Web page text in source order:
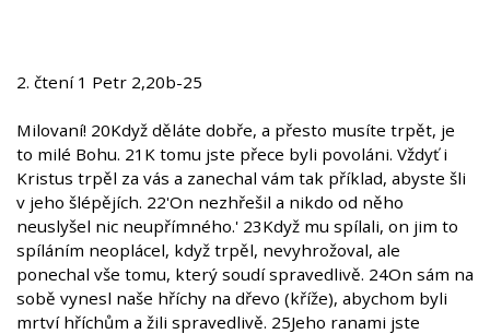
2. čtení 1 Petr 2,20b-25
Milovaní! 20Když děláte dobře, a přesto musíte trpět, je
to milé Bohu. 21K tomu jste přece byli povoláni. Vždyť i
Kristus trpěl za vás a zanechal vám tak příklad, abyste šli
v jeho šlépějích. 22'On nezhřešil a nikdo od něho
neuslyšel nic neupřímného.' 23Když mu spílali, on jim to
spíláním neoplácel, když trpěl, nevyhrožoval, ale
ponechal vše tomu, který soudí spravedlivě. 24On sám na
sobě vynesl naše hříchy na dřevo (kříže), abychom byli
mrtví hříchům a žili spravedlivě. 25Jeho ranami jste